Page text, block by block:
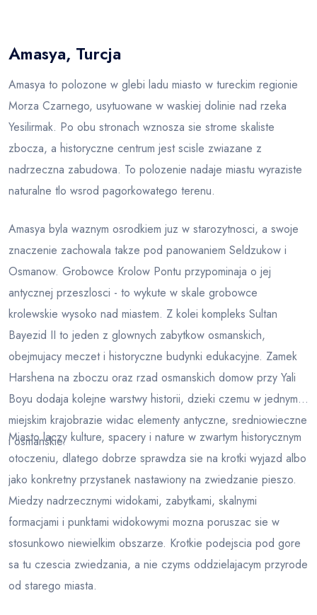
Amasya, Turcja
Amasya to polozone w glebi ladu miasto w tureckim regionie
Morza Czarnego, usytuowane w waskiej dolinie nad rzeka
Yesilirmak. Po obu stronach wznosza sie strome skaliste
zbocza, a historyczne centrum jest scisle zwiazane z
nadrzeczna zabudowa. To polozenie nadaje miastu wyraziste
naturalne tlo wsrod pagorkowatego terenu.
Amasya byla waznym osrodkiem juz w starozytnosci, a swoje
znaczenie zachowala takze pod panowaniem Seldzukow i
Osmanow. Grobowce Krolow Pontu przypominaja o jej
antycznej przeszlosci - to wykute w skale grobowce
krolewskie wysoko nad miastem. Z kolei kompleks Sultan
Bayezid II to jeden z glownych zabytkow osmanskich,
obejmujacy meczet i historyczne budynki edukacyjne. Zamek
Harshena na zboczu oraz rzad osmanskich domow przy Yali
Boyu dodaja kolejne warstwy historii, dzieki czemu w jednym
miejskim krajobrazie widac elementy antyczne, sredniowieczne
i osmanskie.
Miasto laczy kulture, spacery i nature w zwartym historycznym
otoczeniu, dlatego dobrze sprawdza sie na krotki wyjazd albo
jako konkretny przystanek nastawiony na zwiedzanie pieszo.
Miedzy nadrzecznymi widokami, zabytkami, skalnymi
formacjami i punktami widokowymi mozna poruszac sie w
stosunkowo niewielkim obszarze. Krotkie podejscia pod gore
sa tu czescia zwiedzania, a nie czyms oddzielajacym przyrode
od starego miasta.